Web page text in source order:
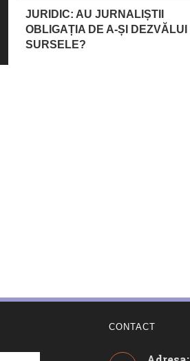
JURIDIC: AU JURNALIȘTII
OBLIGAȚIA DE A-ȘI DEZVĂLUI
SURSELE?
CONTACT